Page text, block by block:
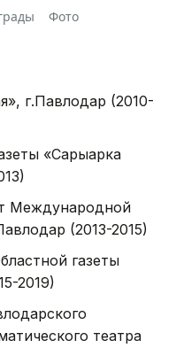
Фото
г.Павлодар (2010-
«Сарыарка
Международной
(2013-2015)
газеты
2019)
театра